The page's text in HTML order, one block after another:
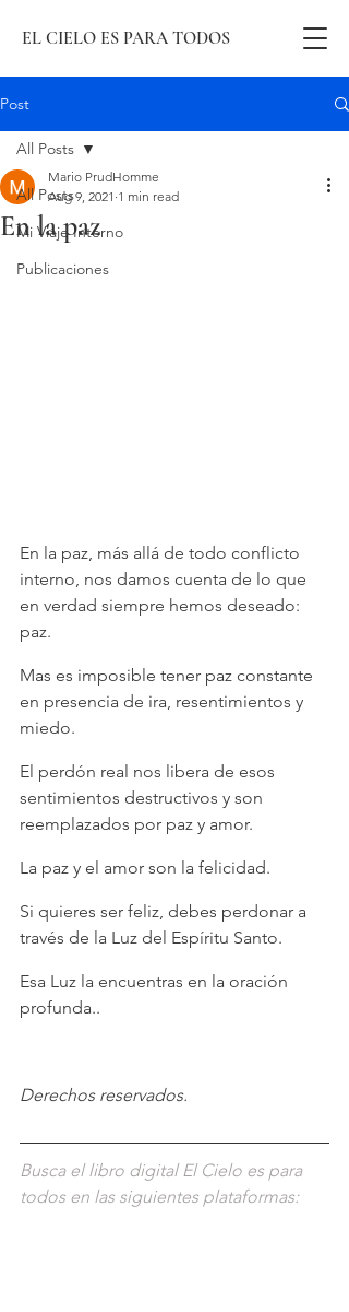
EL CIELO ES PARA TODOS
Post
All Posts
Mi Viaje Interno
Publicaciones
All Posts
En la paz
Mario PrudHomme
Aug 9, 2021 1 min read
En la paz, más allá de todo conflicto
interno, nos damos cuenta de lo que
en verdad siempre hemos deseado:
paz.
Mas es imposible tener paz constante
en presencia de ira, resentimientos y
miedo.
El perdón real nos libera de esos
sentimientos destructivos y son
reemplazados por paz y amor.
La paz y el amor son la felicidad.
Si quieres ser feliz, debes perdonar a
través de la Luz del Espíritu Santo.
Esa Luz la encuentras en la oración
profunda..
Derechos reservados.
Busca el libro digital El Cielo es para
todos en las siguientes plataformas: